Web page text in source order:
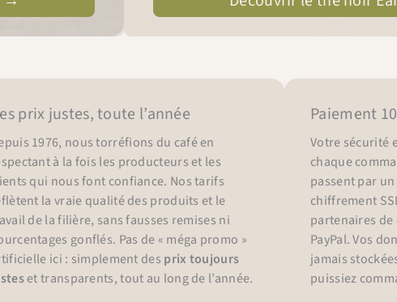
prix justes, toute l’année
1976, nous torréfions du café en
à la fois les producteurs et les
qui nous font confiance. Nos tarifs
la vraie qualité des produits et le
de la filière, sans fausses remises ni
gonflés. Pas de « méga promo »
ici : simplement des prix toujours
et transparents, tout au long de l’année.
Paiement
Votre sécurité
chaque
passent par un
chiffrement
partenaires de
PayPal. Vos
jamais
puissiez